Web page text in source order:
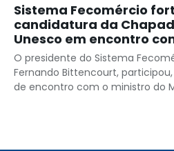
Sistema Fecomércio
candidatura da
Unesco em encontro
Ambiente
O presidente do Sistema
Fernando Bittencourt,
de encontro com o ministro do